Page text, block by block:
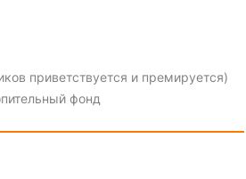
приветствуется и премируется)
фонд